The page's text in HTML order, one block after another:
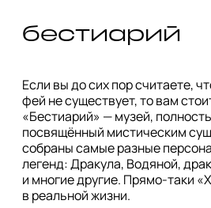
бестиарий
Если вы до сих пор считаете,
фей не существует, то вам
«Бестиарий» — музей,
посвящённый мистическим
собраны самые разные
легенд: Дракула, Водяной,
и многие другие. Прямо-таки
в реальной жизни.